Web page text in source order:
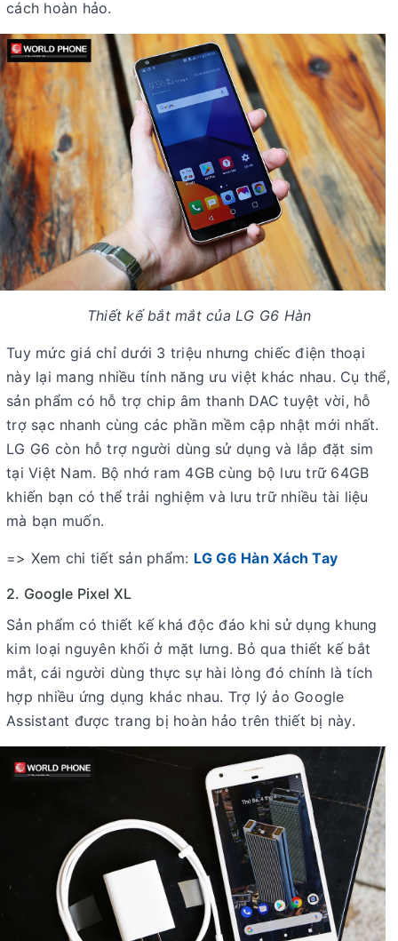
cách hoàn hảo.
Thiết kế bắt mắt của LG G6 Hàn
Tuy mức giá chỉ dưới 3 triệu nhưng chiếc điện thoại
này lại mang nhiều tính năng ưu việt khác nhau. Cụ thể,
sản phẩm có hỗ trợ chip âm thanh DAC tuyệt vời, hỗ
trợ sạc nhanh cùng các phần mềm cập nhật mới nhất.
LG G6 còn hỗ trợ người dùng sử dụng và lắp đặt sim
tại Việt Nam. Bộ nhớ ram 4GB cùng bộ lưu trữ 64GB
khiến bạn có thể trải nghiệm và lưu trữ nhiều tài liệu
mà bạn muốn.
=> Xem chi tiết sản phẩm: LG G6 Hàn Xách Tay
2. Google Pixel XL
Sản phẩm có thiết kế khá độc đáo khi sử dụng khung
kim loại nguyên khối ở mặt lưng. Bỏ qua thiết kế bắt
mắt, cái người dùng thực sự hài lòng đó chính là tích
hợp nhiều ứng dụng khác nhau. Trợ lý ảo Google
Assistant được trang bị hoàn hảo trên thiết bị này.